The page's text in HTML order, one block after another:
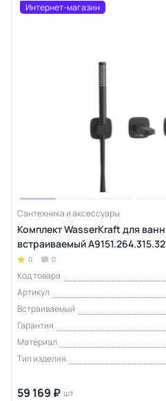
Интернет-магазин
Сантехника и аксессуары
Комплект WasserKraft для
встраиваемый
0 0
Код товара
Артикул
Встраиваемый
Гарантия
Материал
Тип изделия
59 169 ₽ шт